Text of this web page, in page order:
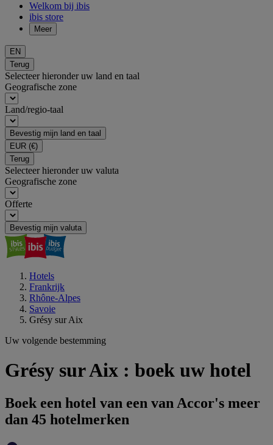
Welkom bij ibis
ibis store
Meer
EN
Terug
Selecteer hieronder uw land en taal
Geografische zone
Land/regio-taal
Bevestig mijn land en taal
EUR (€)
Terug
Selecteer hieronder uw valuta
Geografische zone
Offerte
Bevestig mijn valuta
Hotels
Frankrijk
Rhône-Alpes
Savoie
Grésy sur Aix
Uw volgende bestemming
Grésy sur Aix : boek uw hotel
Boek een hotel van een van Accor's meer
dan 45 hotelmerken